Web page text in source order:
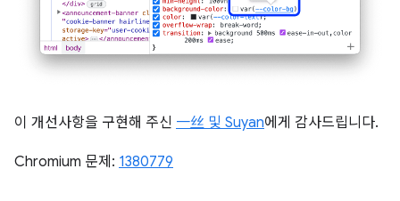
이 개선사항을 구현해 주신 一丝 및 Suyan에게 감사드립니다.
Chromium 문제: 1380779